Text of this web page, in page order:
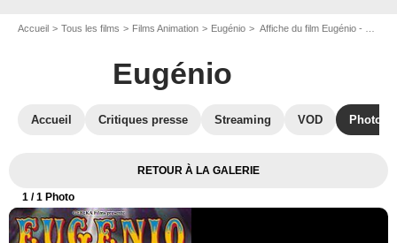
Accueil Tous les films Films Animation Eugénio Affiche du film Eugénio - Photo 1
Eugénio
Accueil Critiques presse Streaming VOD Photos
RETOUR À LA GALERIE
1 / 1 Photo